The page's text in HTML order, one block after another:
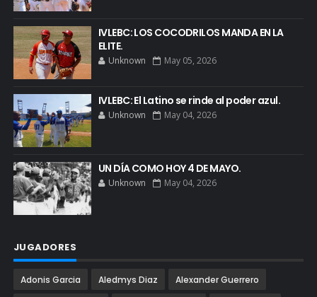
IVLEBC: LOS COCODRILOS MANDA EN LA
ELITE.
Unknown May 05, 2026
IVLEBC: El Latino se rinde al poder azul.
Unknown May 04, 2026
UN DÍA COMO HOY 4 DE MAYO.
Unknown May 04, 2026
JUGADORES
Adonis Garcia Aledmys Diaz Alexander Guerrero